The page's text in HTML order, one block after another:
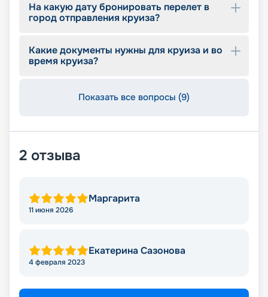
На какую дату бронировать перелет в
город отправления круиза?
Какие документы нужны для круиза и во
время круиза?
Показать все вопросы (9)
2 отзыва
Маргарита
11 июня 2026
Екатерина Сазонова
4 февраля 2023